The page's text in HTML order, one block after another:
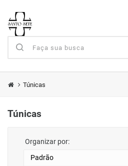
Túnicas
Túnicas
Organizar por: